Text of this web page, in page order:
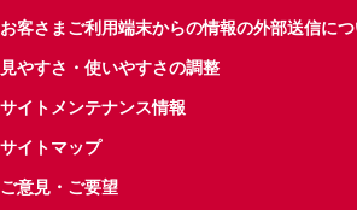
お客さまご利用端末からの情報の外部送信に
見やすさ・使いやすさの調整
サイトメンテナンス情報
サイトマップ
ご意見・ご要望